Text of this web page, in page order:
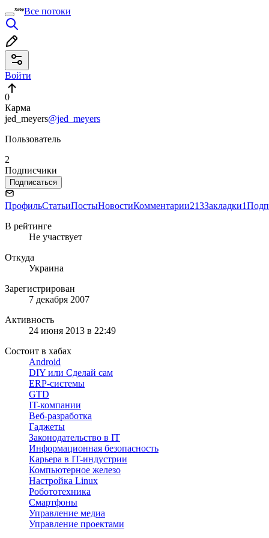
Все потоки
Войти
0
Карма
jed_meyers@jed_meyers
Пользователь
2
Подписчики
Подписаться
ПрофильСтатьиПостыНовостиКомментарии213Закладки1
В рейтинге
Не участвует
Откуда
Украина
Зарегистрирован
7 декабря 2007
Активность
24 июня 2013 в 22:49
Состоит в хабах
Android
DIY или Сделай сам
ERP-системы
GTD
IT-компании
Веб-разработка
Гаджеты
Законодательство в IT
Информационная безопасность
Карьера в IT-индустрии
Компьютерное железо
Настройка Linux
Робототехника
Смартфоны
Управление медиа
Управление проектами